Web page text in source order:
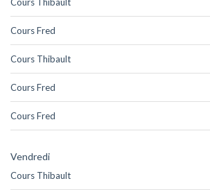
Cours Fred
Cours Thibault
Cours Fred
Cours Fred
Vendredi
Cours Thibault